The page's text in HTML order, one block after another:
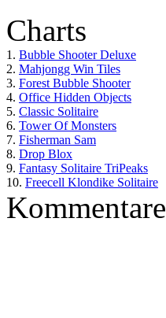
Charts
1. Bubble Shooter Deluxe
2. Mahjongg Win Tiles
3. Forest Bubble Shooter
4. Office Hidden Objects
5. Classic Solitaire
6. Tower Of Monsters
7. Fisherman Sam
8. Drop Blox
9. Fantasy Solitaire TriPeaks
10. Freecell Klondike Solitaire
Kommentare